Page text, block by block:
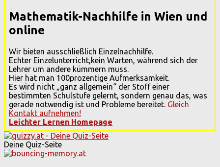
Mathematik-Nachhilfe in Wien und
online
Wir bieten ausschließlich Einzelnachhilfe.
Echter Einzelunterricht,kein Warten, während sich der
Lehrer um andere kümmern muss.
Hier hat man 100prozentige Aufmerksamkeit.
Es wird nicht „ganz allgemein“ der Stoff einer
bestimmten Schulstufe gelernt, sondern genau das, was
gerade notwendig ist und Probleme bereitet. Gleich
Kontakt aufnehmen!
Leichter Lernen Homepage
Deine Quiz-Seite